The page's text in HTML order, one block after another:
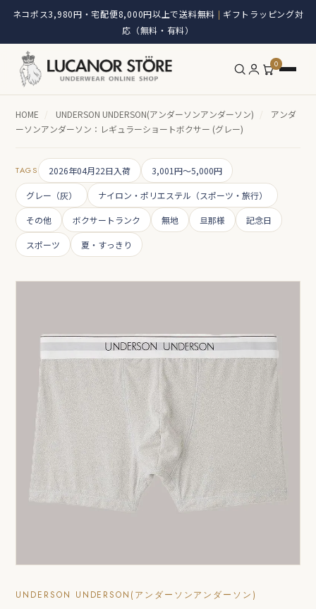
ネコポス3,980円・宅配便8,000円以上で送料無料 | ギフトラッピング対
応（無料・有料）
0
HOME / UNDERSON UNDERSON(アンダーソンアンダーソン) /
アンダ
ーソンアンダーソン：レギュラーショートボクサー (グレー)
TAGS 2026年04月22日入荷 3,001円～5,000円
グレー（灰） ナイロン・ポリエステル（スポーツ・旅行）
その他 ボクサートランク 無地 旦那様 記念日
スポーツ 夏・すっきり
UNDERSON UNDERSON(アンダーソンアンダーソン)